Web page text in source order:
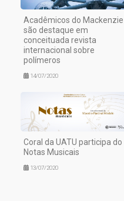
Acadêmicos do Mackenzie
são destaque em
conceituada revista
internacional sobre
polímeros
14/07/2020
Coral da UATU participa do
Notas Musicais
13/07/2020